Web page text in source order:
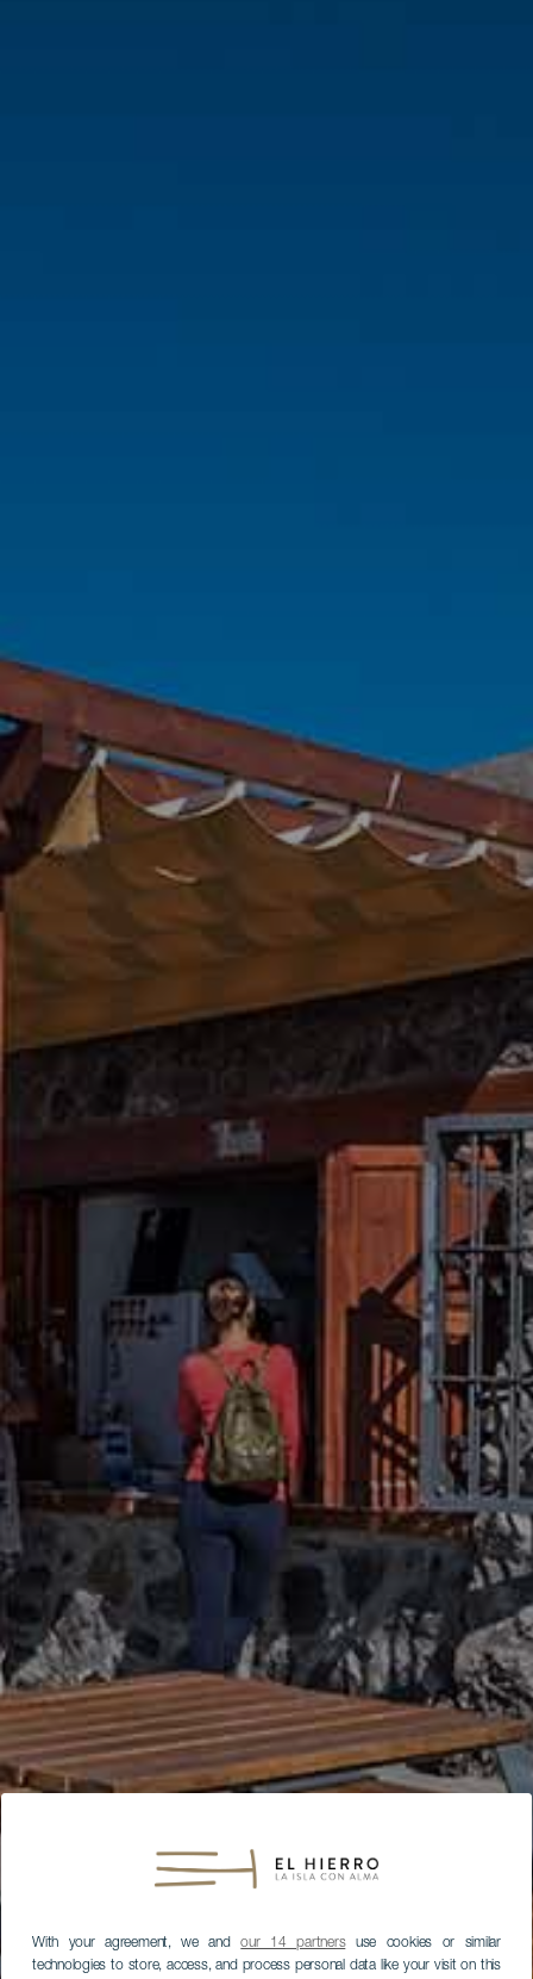
With your agreement, we andour 14 partnersuse cookies or similar
technologies to store, access, and process personal data like your visit on this